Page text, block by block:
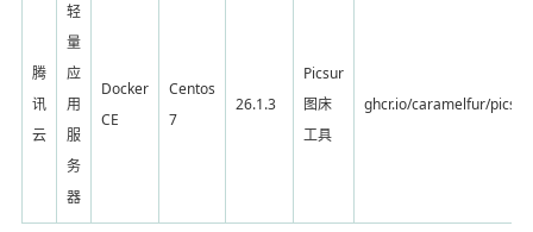
腾
讯
云
轻
量
应
用
服
务
器
Docker
CE
Centos
7
26.1.3
Picsur
图床
工具
ghcr.io/caramelfur/